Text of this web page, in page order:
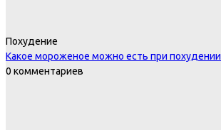
Похудение
Какое мороженое можно есть при похудении
0 комментариев